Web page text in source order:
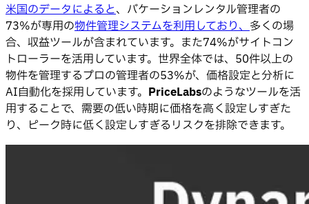
米国のデータによると、バケーションレンタル管理者の
73%が専用の物件管理システムを利用しており、 多くの場
合、収益ツールが含まれています。また74%がサイトコン
トローラーを活用しています。世界全体では、50件以上の
物件を管理するプロの管理者の53%が、価格設定と分析に
AI自動化を採用しています。 PriceLabsのようなツールを活
用することで、需要の低い時期に価格を高く設定しすぎた
り、ピーク時に低く設定しすぎるリスクを排除できます。